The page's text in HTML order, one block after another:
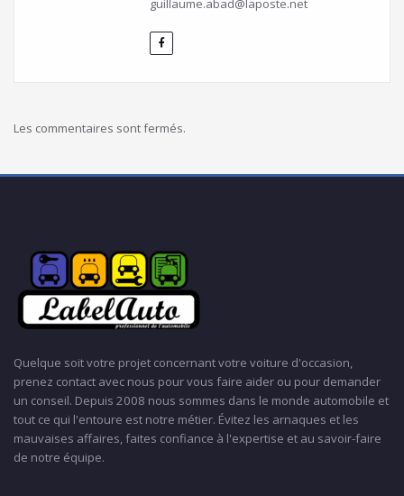
guillaume.abad@laposte.net
Les commentaires sont fermés.
Quelque soit votre projet concernant votre voiture d'occasion,
prenez contact avec nous pour vous faire aider ou pour demander
un conseil. Depuis 2008 nous sommes dans le monde automobile et
tout ce qui l'entoure est notre métier. Évitez les arnaques et les
mauvaises affaires, faites confiance à l'expertise et au savoir-faire
de notre équipe.